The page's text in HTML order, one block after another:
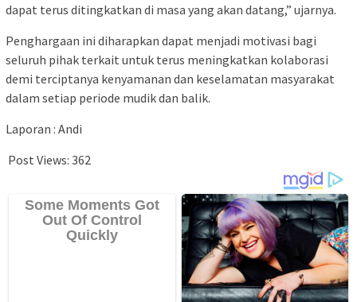
dapat terus ditingkatkan di masa yang akan datang,” ujarnya.
Penghargaan ini diharapkan dapat menjadi motivasi bagi
seluruh pihak terkait untuk terus meningkatkan kolaborasi
demi terciptanya kenyamanan dan keselamatan masyarakat
dalam setiap periode mudik dan balik.
Laporan : Andi
Post Views: 362